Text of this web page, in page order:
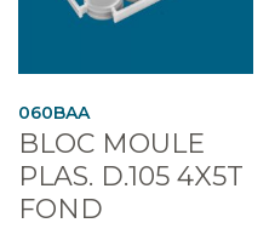
060BAA
BLOC MOULE
PLAS. D.105 4X5T
FOND